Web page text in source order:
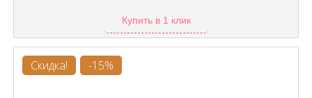
Купить в 1 клик
Скидка! -15%